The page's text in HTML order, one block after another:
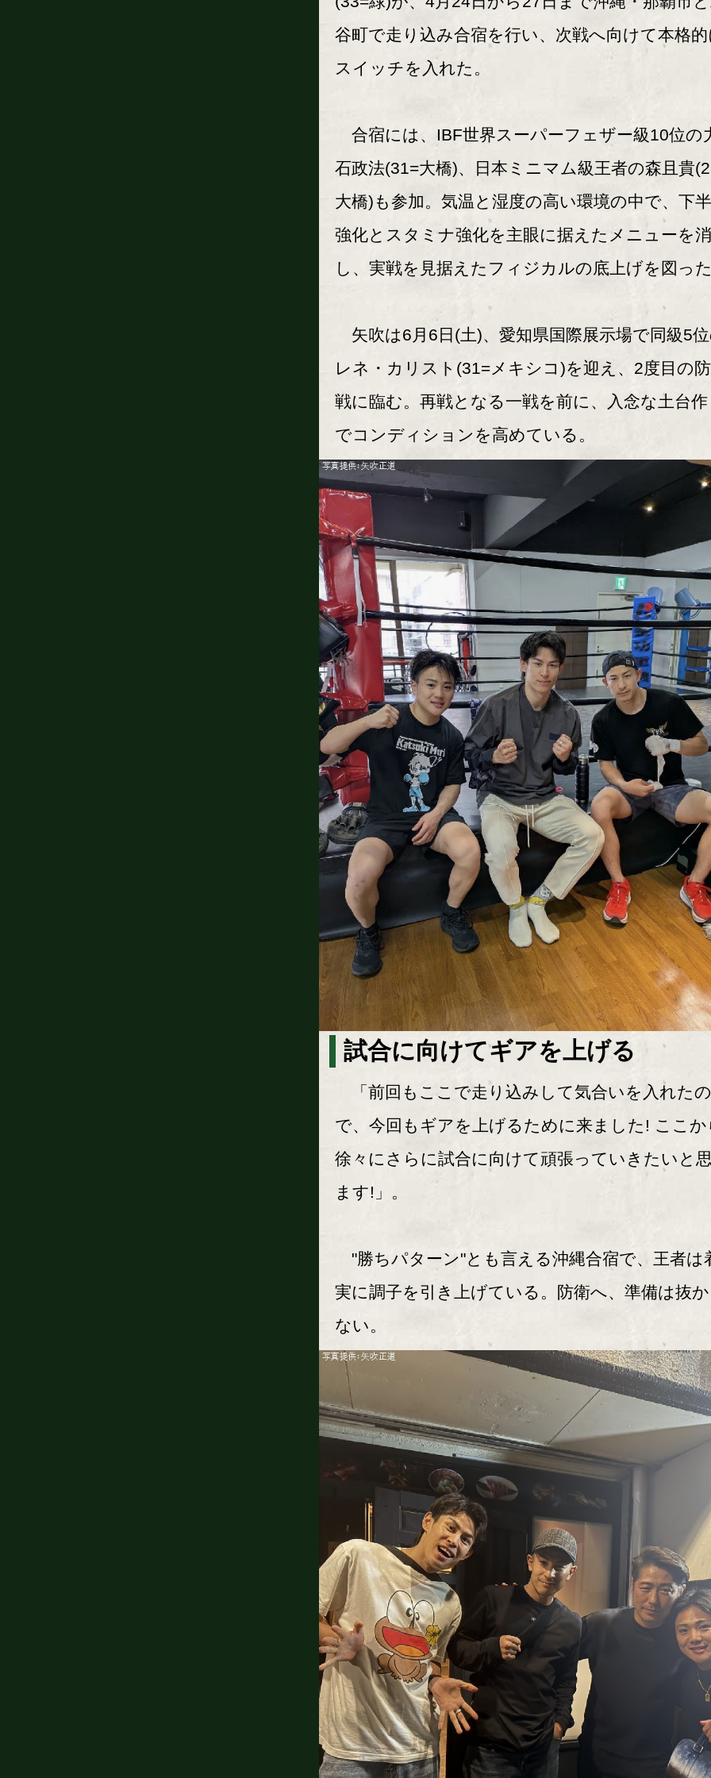
谷町で走り込み合宿を行い、次戦へ向けて本格
スイッチを入れた。
合宿には、IBF世界スーパーフェザー級10位の
石政法(31=大橋)、日本ミニマム級王者の森且貴
大橋)も参加。気温と湿度の高い環境の中で、下
強化とスタミナ強化を主眼に据えたメニューを
し、実戦を見据えたフィジカルの底上げを図っ
矢吹は6月6日(土)、愛知県国際展示場で同級5
レネ・カリスト(31=メキシコ)を迎え、2度目の
戦に臨む。再戦となる一戦を前に、入念な土台
でコンディションを高めている。
試合に向けてギアを上げる
「前回もここで走り込みして気合いを入れたの
で、今回もギアを上げるために来ました! ここか
徐々にさらに試合に向けて頑張っていきたいと
ます!」。
"勝ちパターン"とも言える沖縄合宿で、王者は
実に調子を引き上げている。防衛へ、準備は抜
ない。